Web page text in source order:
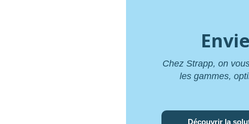
Chez Strapp, on
les gammes,
Découvrir la